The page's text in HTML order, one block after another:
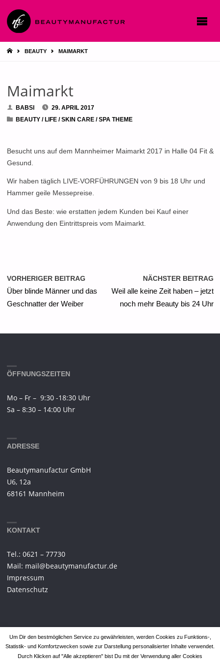
STARTSEITE
BEAUTY MAIMARKT
Maimarkt
BABSI
29. APRIL 2017
BEAUTY / LIFE /SKIN CARE /SPA THEME
Besucht uns auf dem Mannheimer Maimarkt 2017 in Halle 04 Fit &
Gesund.
Wir haben täglich LIVE-VORFÜHRUNGEN von 9 bis 18 Uhr und
Hammer geile Messepreise.
Und das Beste: wie erstatten jedem Kunden bei Kauf einer
Anwendung den Eintrittspreis vom Maimarkt.
VORHERIGER BEITRAG
Über blinde Männer und das
Geschnatter der Weiber
NÄCHSTER BEITRAG
Weil alle keine Zeit haben – jetzt
noch mehr Beauty bis 24 Uhr
ÖFFNUNGSZEITEN
Mo – Fr – 9:30 -18:30 Uhr
Sa – 8:30 – 14:00 Uhr
ADRESSE
Beautymanufactur GmbH
U6, 12a
68161 Mannheim
KONTAKT
Tel.: 0621 – 77730
Mail: mail@beautymanufactur.de
Impressum
Datenschutz
Um Dir den bestmöglichen Service zu gewährleisten, werden Cookies zu Funktions-,
Statistik- und Komfortzwecken sowie zur Darstellung personalisierter Inhalte verwendet.
Durch Klicken auf "Alle akzeptieren" bist Du mit der Verwendung aller Cookies